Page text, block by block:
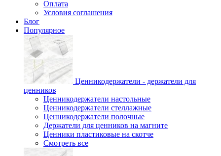
Оплата
Условия соглашения
Блог
Популярное
Ценникодержатели - держатели для
ценников
Ценникодержатели настольные
Ценникодержатели стеллажные
Ценникодержатели полочные
Держатели для ценников на магните
Ценники пластиковые на скотче
Смотреть все